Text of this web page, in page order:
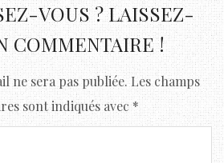
VOUS ? LAISSEZ-
COMMENTAIRE !
ne sera pas publiée. Les champs
sont indiqués avec*